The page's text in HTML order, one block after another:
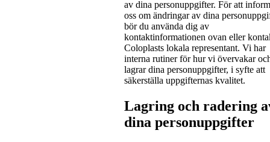
av dina personuppgifter. För att
oss om ändringar av dina
bör du använda dig av
kontaktinformationen ovan eller
Coloplasts lokala representant. Vi har
interna rutiner för hur vi övervakar
lagrar dina personuppgifter, i syfte att
säkerställa uppgifternas kvalitet.
Lagring och radering
dina personuppgifter